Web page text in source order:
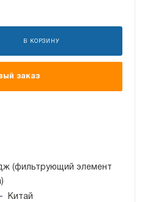
В КОРЗИНУ
заказ
(фильтрующий элемент
Китай